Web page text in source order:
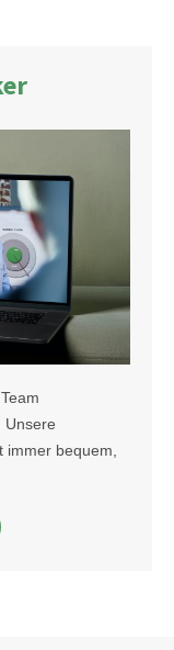
Unsere
immer bequem,